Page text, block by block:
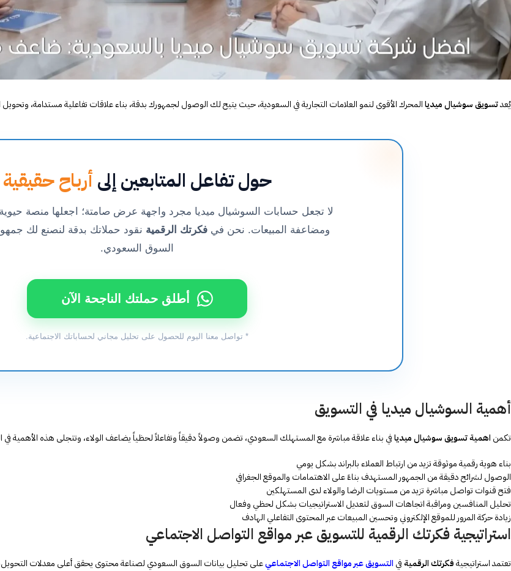
يُعدتسويق سوشيال ميدياالمحرك الأقوى لنمو العلامات التجارية في السعودية، حيث يتيح لك الوصول لجمهورك بدقة، بناء علاقات تفاعلية مستدامة،
حول تفاعل المتابعين إلى أرباح حقيقية
لا تجعل حسابات السوشيال ميديا مجرد واجهة عرض صامتة؛ اجعلها منصة حيوية
ومضاعفة المبيعات. نحن في فكرتك الرقمية نقود حملاتك بدقة لنصنع لك
السوق السعودي.
أطلق حملتك الناجحة الآن
* تواصل معنا اليوم للحصول على تحليل مجاني لحساباتك الاجتماعية.
أهمية السوشيال ميديا في التسويق
تكمن اهمية تسويق سوشيال ميديافي بناء علاقة مباشرة مع المستهلك السعودي، تضمن وصولاً دقيقاً وتفاعلاً لحظياً يضاعف الولاء، وتتجلى هذه الأهمية في
بناء هوية رقمية موثوقة تزيد من ارتباط العملاء بالبراند بشكل يومي
الوصول لشرائح دقيقة من الجمهور المستهدف بناءً على الاهتمامات والموقع الجغرافي
فتح قنوات تواصل مباشرة تزيد من مستويات الرضا والولاء لدى المستهلكين
تحليل المنافسين ومراقبة اتجاهات السوق لتعديل الاستراتيجيات بشكل لحظي وفعال
زيادة حركة المرور للموقع الإلكتروني وتحسين المبيعات عبر المحتوى التفاعلي الهادف
استراتيجية فكرتك الرقمية للتسويق عبر مواقع التواصل الاجتماعي
تعتمد استراتيجيةفكرتك الرقميةفي التسويق عبر مواقع التواصل الاجتماعيعلى تحليل بيانات السوق السعودي لصناعة محتوى يحقق أعلى معدلات التحويل،